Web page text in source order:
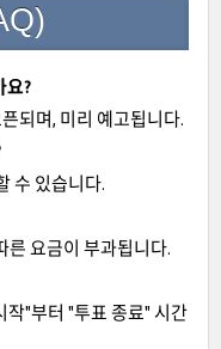
요?
되며, 미리 예고됩니다.
수 있습니다.
른 요금이 부과됩니다.
작"부터 "투표 종료" 시간